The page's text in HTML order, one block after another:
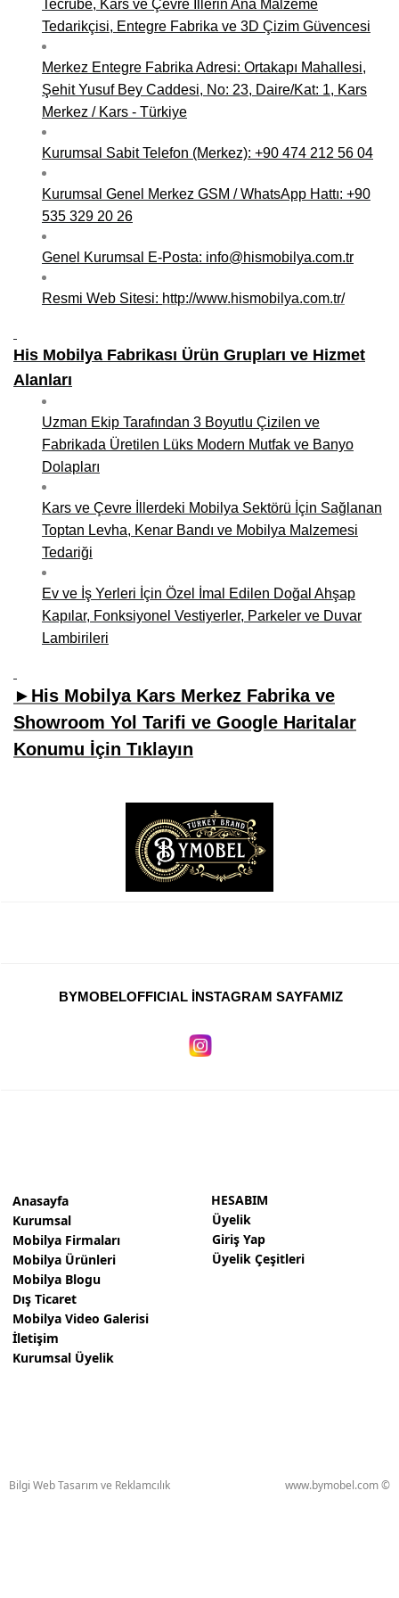
Niğde Mobilyacılar, Mobilya Firmaları, İmalatçıları
Giresun Mobilya Mağazaları, İmalatçıları, Mobilyacıları
Tecrübe, Kars ve Çevre İllerin Ana Malzeme
Tedarikçisi, Entegre Fabrika ve 3D Çizim Güvencesi
Merkez Entegre Fabrika Adresi: Ortakapı Mahallesi,
Şehit Yusuf Bey Caddesi, No: 23, Daire/Kat: 1, Kars
Merkez / Kars - Türkiye
Kurumsal Sabit Telefon (Merkez): +90 474 212 56 04
Kurumsal Genel Merkez GSM / WhatsApp Hattı: +90
535 329 20 26
Genel Kurumsal E-Posta: info@hismobilya.com.tr
Resmi Web Sitesi: http://www.hismobilya.com.tr/
His Mobilya Fabrikası Ürün Grupları ve Hizmet
Alanları
Uzman Ekip Tarafından 3 Boyutlu Çizilen ve
Fabrikada Üretilen Lüks Modern Mutfak ve Banyo
Dolapları
Kars ve Çevre İllerdeki Mobilya Sektörü İçin Sağlanan
Toptan Levha, Kenar Bandı ve Mobilya Malzemesi
Tedariği
Ev ve İş Yerleri İçin Özel İmal Edilen Doğal Ahşap
Kapılar, Fonksiyonel Vestiyerler, Parkeler ve Duvar
Lambirileri
►His Mobilya Kars Merkez Fabrika ve
Showroom Yol Tarifi ve Google Haritalar
Konumu İçin Tıklayın
BYMOBELOFFICIAL İNSTAGRAM SAYFAMIZ
Anasayfa
Kurumsal
Mobilya Firmaları
Mobilya Ürünleri
Mobilya Blogu
Dış Ticaret
Mobilya Video Galerisi
İletişim
Kurumsal Üyelik
HESABIM
Üyelik
Giriş Yap
Üyelik Çeşitleri
Bilgi Web Tasarım ve Reklamcılık www.bymobel.com ©